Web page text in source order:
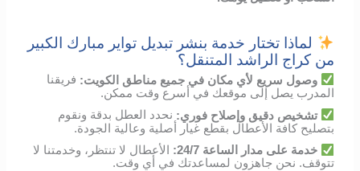
لماذا تختار خدمة بنشر تبديل تواير مبارك الكبير
من كراج الراشد المتنقل؟
وصول سريع لأي مكان في جميع مناطق الكويت: فريقنا
المدرب يصل إلى موقعك في أسرع وقت ممكن.
تشخيص دقيق وإصلاح فوري: نحدد العطل بدقة ونقوم
بتصليح كافة الأعطال بقطع غيار أصلية وعالية الجودة.
خدمة على مدار الساعة 24/7: الأعطال لا تنتظر، وخدمتنا لا
تتوقف. نحن جاهزون لمساعدتك في أي وقت.